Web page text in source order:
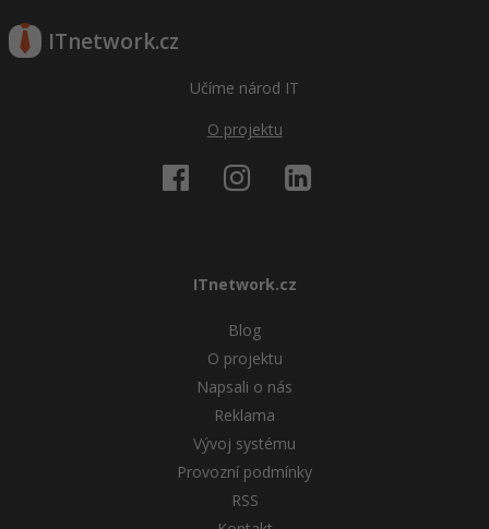
ITnetwork.cz
Učíme národ IT
O projektu
ITnetwork.cz
Blog
O projektu
Napsali o nás
Reklama
Vývoj systému
Provozní podmínky
RSS